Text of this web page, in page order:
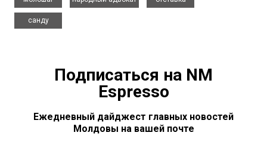
санду
Подписаться на NM
Espresso
Ежедневный дайджест главных новостей
Молдовы на вашей почте